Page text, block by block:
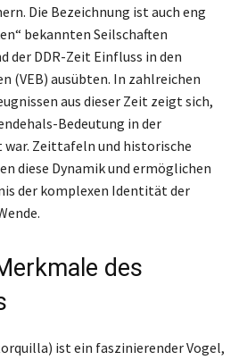
Die Bezeichnung ist auch eng
bekannten Seilschaften
der DDR-Zeit Einfluss in den
(VEB) ausübten. In zahlreichen
aus dieser Zeit zeigt sich,
Bedeutung in der
war. Zeittafeln und historische
diese Dynamik und ermöglichen
der komplexen Identität der
des
ist ein faszinierender Vogel,